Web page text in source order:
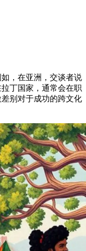
，在亚洲，交谈者说
丁国家，通常会在职
别对于成功的跨文化